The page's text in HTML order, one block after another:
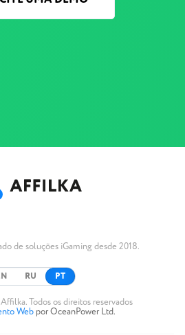
de soluções iGaming desde 2018.
RU PT
Todos os direitos reservados
Web por OceanPower Ltd.